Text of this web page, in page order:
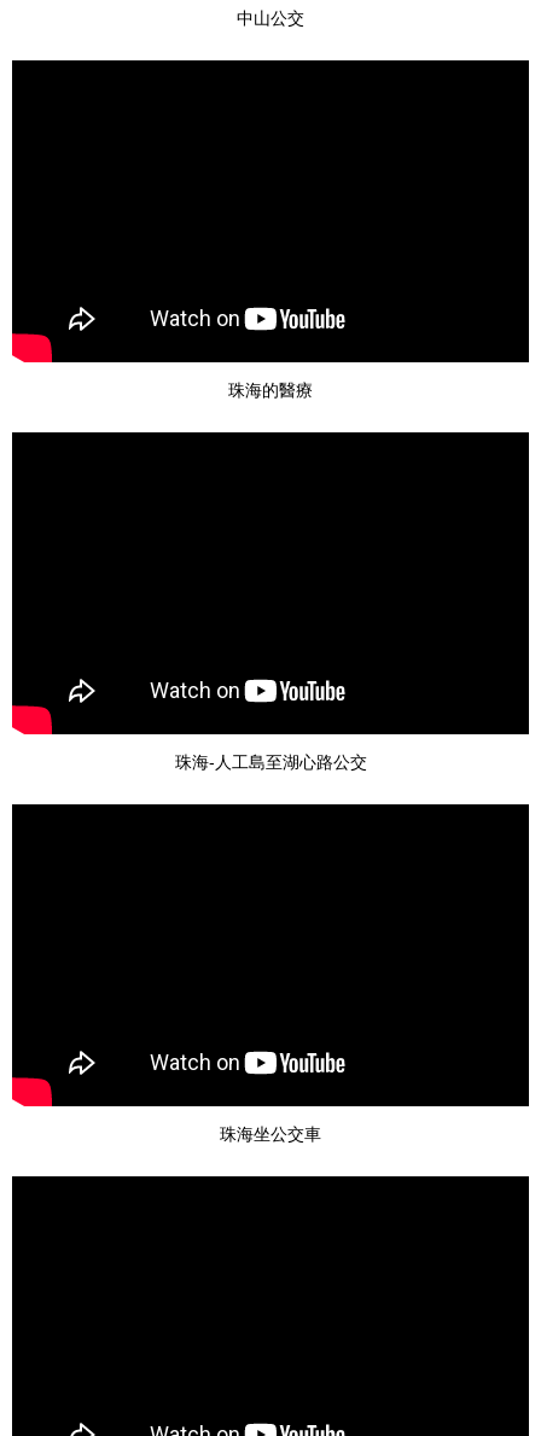
中山公交
珠海的醫療
珠海-人工島至湖心路公交
珠海坐公交車